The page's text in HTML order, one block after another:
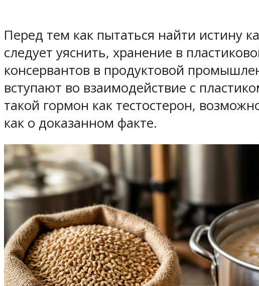
Перед тем как пытаться найти истину
следует уяснить, хранение в
консервантов в продуктовой
вступают во взаимодействие с
такой гормон как тестостерон,
как о доказанном факте.